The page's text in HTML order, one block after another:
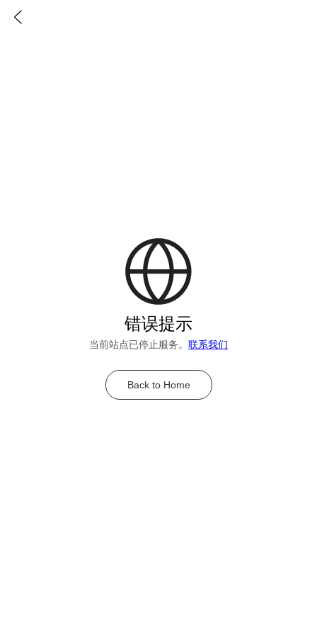
错误提示
当前站点已停止服务。 联系我们
Back to Home